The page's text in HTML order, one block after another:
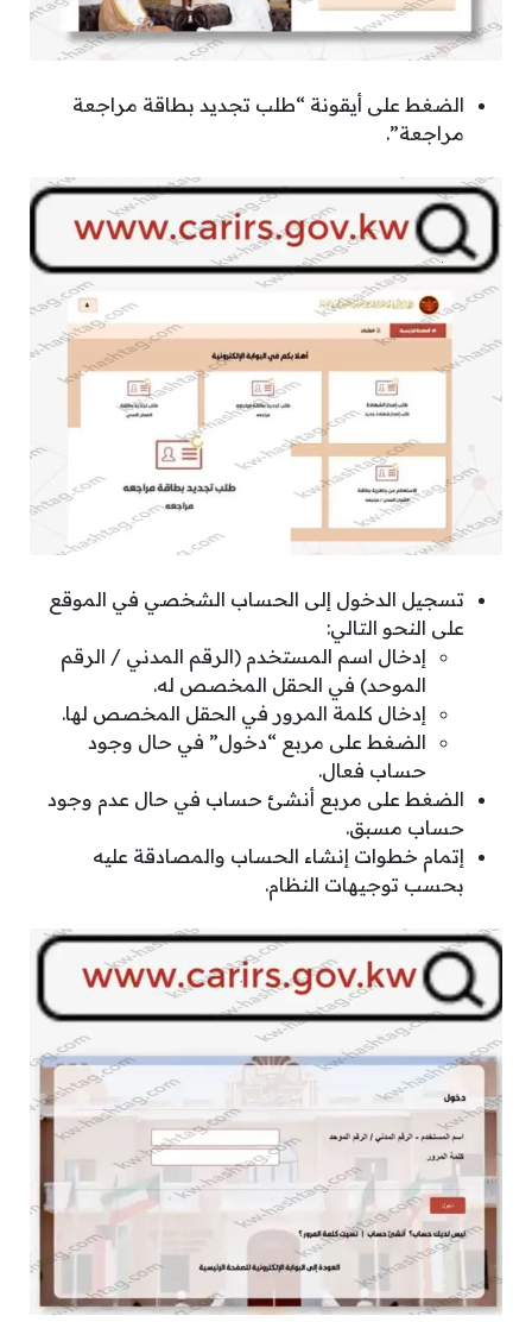
الضغط على أيقونة “طلب تجديد بطاقة مراجعة
مراجعة”.
تسجيل الدخول إلى الحساب الشخصي في الموقع
على النحو التالي:
إدخال اسم المستخدم (الرقم المدني / الرقم
الموحد) في الحقل المخصص له.
إدخال كلمة المرور في الحقل المخصص لها.
الضغط على مربع “دخول” في حال وجود
حساب فعال.
الضغط على مربع أنشئ حساب في حال عدم وجود
حساب مسبق.
إتمام خطوات إنشاء الحساب والمصادقة عليه
بحسب توجيهات النظام.